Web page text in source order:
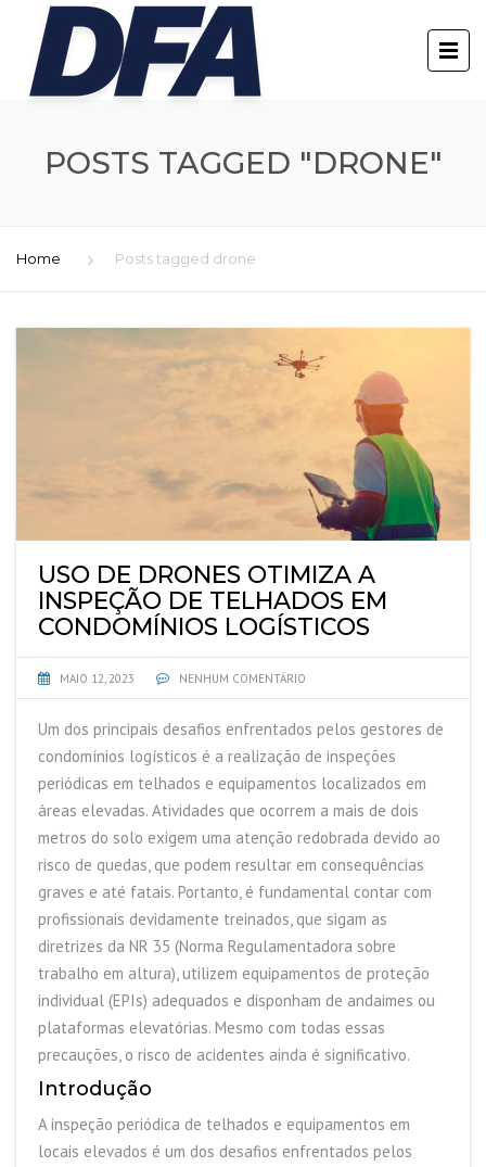
POSTS TAGGED "DRONE"
Home Posts tagged drone
USO DE DRONES OTIMIZA A
INSPEÇÃO DE TELHADOS EM
CONDOMÍNIOS LOGÍSTICOS
MAIO 12, 2023 NENHUM COMENTÁRIO
Um dos principais desafios enfrentados pelos gestores de
condomínios logísticos é a realização de inspeções
periódicas em telhados e equipamentos localizados em
áreas elevadas. Atividades que ocorrem a mais de dois
metros do solo exigem uma atenção redobrada devido ao
risco de quedas, que podem resultar em consequências
graves e até fatais. Portanto, é fundamental contar com
profissionais devidamente treinados, que sigam as
diretrizes da NR 35 (Norma Regulamentadora sobre
trabalho em altura), utilizem equipamentos de proteção
individual (EPIs) adequados e disponham de andaimes ou
plataformas elevatórias. Mesmo com todas essas
precauções, o risco de acidentes ainda é significativo.
Introdução
A inspeção periódica de telhados e equipamentos em
locais elevados é um dos desafios enfrentados pelos